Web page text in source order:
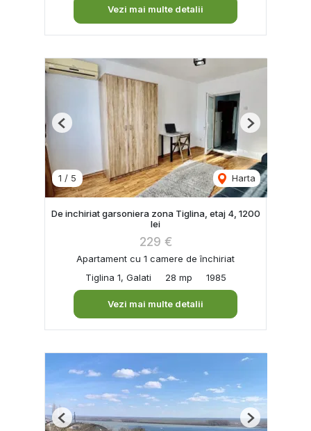
Vezi mai multe detalii
1 / 5 Harta
Previous Next
De inchiriat garsoniera zona Tiglina, etaj 4, 1200
lei
229 €
Apartament cu 1 camere de închiriat
Tiglina 1, Galati
28 mp 1985
Vezi mai multe detalii
Previous Next